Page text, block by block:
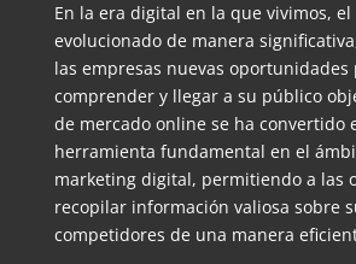
En la era digital en la que vivimos,
evolucionado de manera
las empresas nuevas oportunidades
comprender y llegar a su público
de mercado online se ha convertido
herramienta fundamental en el
marketing digital, permitiendo a las
recopilar información valiosa sobre
competidores de una manera